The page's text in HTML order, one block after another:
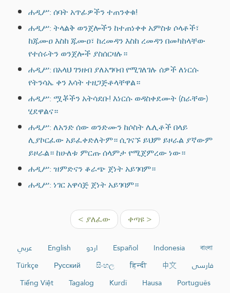
ሐዲሥ: ሰባት አጥፊዎችን ተጠንቀቁ!
ሐዲሥ: ትላልቅ ወንጀሎችን ከተጠነቀቀ አምስቱ ሶላቶች፣
ከጁሙዐ እስከ ጁሙዐ፣ ከረመዳን እስከ ረመዳን በመካከላቸው
የተሰሩትን ወንጀሎች ያስሰርዛሉ።
ሐዲሥ: በአላህ ገንዘብ ያለአግባብ የሚገለገሉ ሰዎች ለነርሱ
የትንሳኤ ቀን እሳት ተዘጋጅቶላቸዋል።
ሐዲሥ: ሟቾችን አትሳደቡ! እነርሱ ወዳስቀደሙት (ስራቸው)
ሂደዋልና።
ሐዲሥ: ለአንድ ሰው ወንድሙን ከሶስት ሌሊቶች በላይ
ሊያኮርፈው አይፈቀድለትም። ሲገናኙ ይህም ይዞራል ያኛውም
ይዞራል። ከሁለቱ ምርጡ ሰላምታ የሚጀምረው ነው።
ሐዲሥ: ዝምድናን ቆራጭ ጀነት አይገባም።
ሐዲሥ: ነገር አዋሳጅ ጀነት አይገባም።
< ያለፈው ቀጣዩ >
عربي English اردو Español Indonesia
বাংলা
Türkçe
Русский සිංහල हिन्दी 中文
فارسی
Tiếng Việt
Tagalog Kurdî Hausa
Português